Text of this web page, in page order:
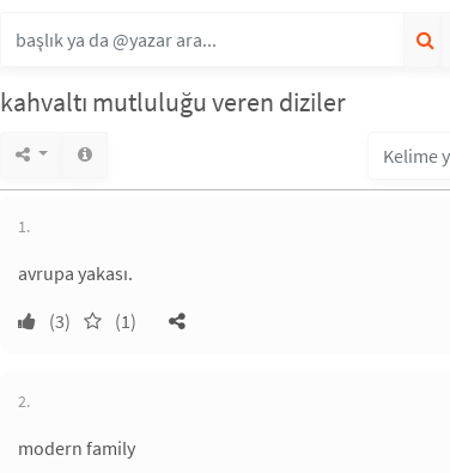
kahvaltı mutluluğu veren diziler
1.
avrupa yakası.
(3)
(1)
2.
modern family